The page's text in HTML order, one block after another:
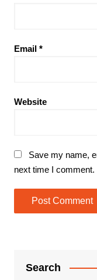
Email *
Website
Save my name,
next time I comment.
Search